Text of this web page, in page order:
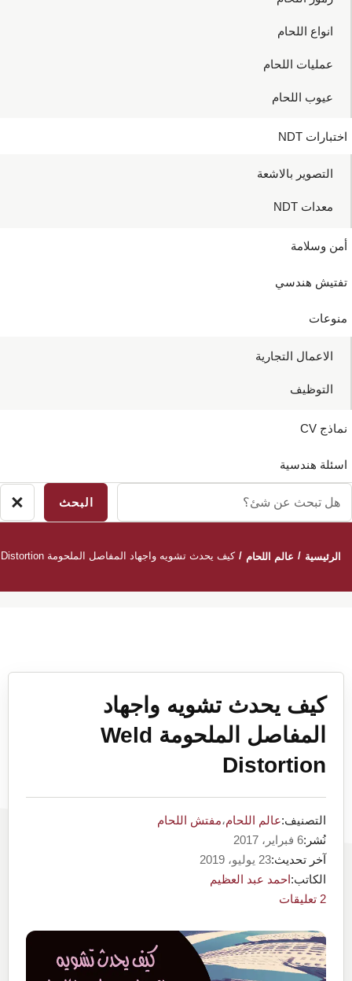
انواع اللحام
عمليات اللحام
عيوب اللحام
اختبارات NDT
التصوير بالاشعة
معدات NDT
أمن وسلامة
تفتيش هندسي
منوعات
الاعمال التجارية
التوظيف
نماذج CV
اسئلة هندسية
تبحث
شئ؟
×
الرئيسية / عالم اللحام / كيف يحدث تشويه واجهاد المفاصل الملحومة Weld Distortion
كيف يحدث تشويه واجهاد
المفاصل الملحومة Weld
Distortion
التصنيف:عالم اللحام،مفتش اللحام
نُشر:6 فبراير، 2017
آخر تحديث:23 يوليو، 2019
الكاتب:احمد عبد العظيم
2 تعليقات